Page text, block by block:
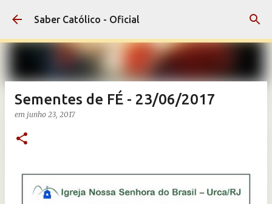
Pular para o conteúdo principal
Saber Católico - Oficial
Sementes de FÉ - 23/06/2017
em junho 23, 2017